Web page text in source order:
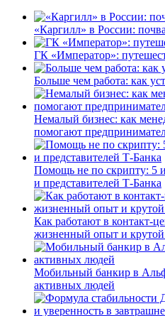
«Каргилл» в России:
ГК «Император»:
Больше чем работа: как
Немалый бизнес: как
помогают
Помощь не по скрипту: 5
и представителей Т-Банка
Как работают в контакт-
жизненный опыт и крутой
Мобильный банкир в
активных людей